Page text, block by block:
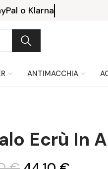
da 199 €.
ANTIMACCHIA
Ecrù In